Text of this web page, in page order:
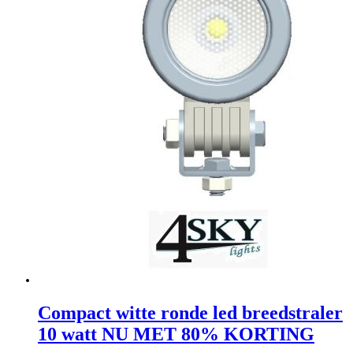
Compact witte ronde led breedstraler
10 watt NU MET 80% KORTING